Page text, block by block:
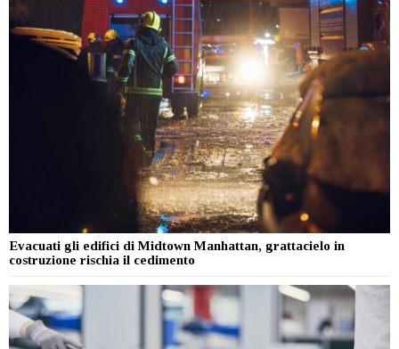
Evacuati gli edifici di Midtown Manhattan, grattacielo in
costruzione rischia il cedimento